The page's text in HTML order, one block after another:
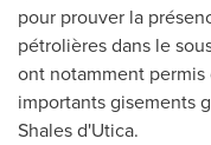
pour prouver la
pétrolières dans le
ont notamment
importants gisements
Shales d'Utica.